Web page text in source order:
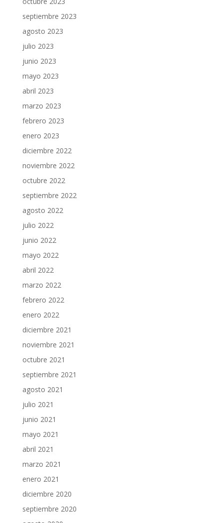
septiembre 2023
agosto 2023
julio 2023
junio 2023
mayo 2023
abril 2023
marzo 2023
febrero 2023
enero 2023
diciembre 2022
noviembre 2022
octubre 2022
septiembre 2022
agosto 2022
julio 2022
junio 2022
mayo 2022
abril 2022
marzo 2022
febrero 2022
enero 2022
diciembre 2021
noviembre 2021
octubre 2021
septiembre 2021
agosto 2021
julio 2021
junio 2021
mayo 2021
abril 2021
marzo 2021
enero 2021
diciembre 2020
septiembre 2020